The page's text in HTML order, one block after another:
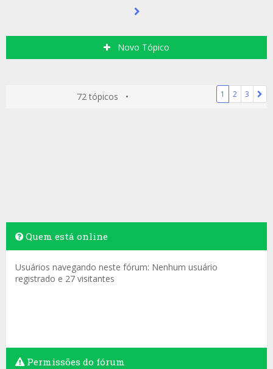
Novo Tópico
72 tópicos • 1 2 3
Quem está online
Usuários navegando neste fórum: Nenhum usuário
registrado e 27 visitantes
Permissões do fórum